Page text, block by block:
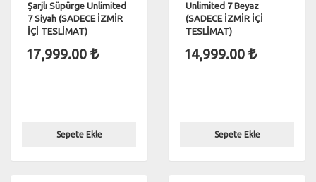
Şarjlı Süpürge Unlimited
7 Siyah (SADECE İZMİR
İÇİ TESLİMAT)
17,999.00
Sepete Ekle
Unlimited 7 Beyaz
(SADECE İZMİR İÇİ
TESLİMAT)
14,999.00
Sepete Ekle